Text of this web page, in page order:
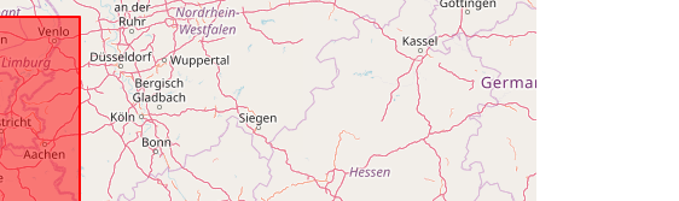
Identificadores: Q12723#ID
uriRef:
http://data.europa.eu/88u/dataset/q1
2723-id
Direitos de
public